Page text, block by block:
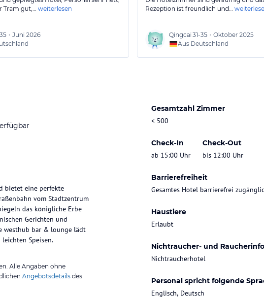
Tram gut,… weiterlesen
• Juni 2026
Rezeption ist freundlich und…
Qingcai 31-35 • Oktober 2025
Aus Deutschland
Gesamtzahl Zimmer
< 500
Check-In
ab 15:00 Uhr
Check-Out
bis 12:00 Uhr
Barrierefreiheit
Gesamtes Hotel barrierefrei
Haustiere
Erlaubt
Nichtraucher- und
Nichtraucherhotel
Personal spricht folgende
Englisch, Deutsch
bietet eine perfekte
vom Stadtzentrum
das königliche Erbe
Gerichten und
westhub bar & lounge lädt
Speisen.
Alle Angaben ohne
Angebotsdetails des